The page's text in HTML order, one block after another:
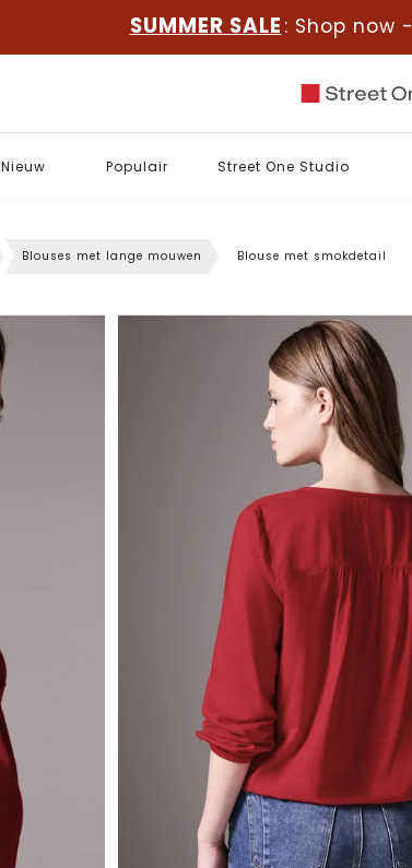
SUMMER SALE : Shop now -
Nieuw Populair Street One Studio
Blouses met lange mouwen Blouse met smokdetail